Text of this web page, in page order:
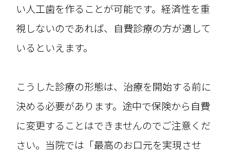
い人工歯を作ることが可能です。経済性を重
視しないのであれば、自費診療の方が適して
いるといえます。
こうした診療の形態は、治療を開始する前に
決める必要があります。途中で保険から自費
に変更することはできませんのでご注意くだ
さい。当院では「最高のお口元を実現させ